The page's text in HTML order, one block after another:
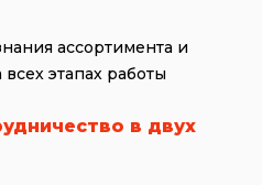
ассортимента и
этапах работы
в двух